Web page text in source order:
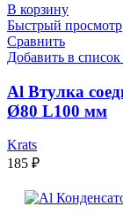
В корзину
Быстрый просмотр
Сравнить
Добавить в
Al Втулка
Ø80 L100 мм
Krats
185 ₽